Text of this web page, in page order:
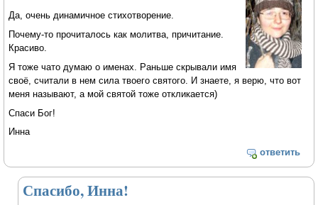
Да, очень динамичное стихотворение.
Почему-то прочиталось как молитва, причитание.
Красиво.
Я тоже чато думаю о именах. Раньше скрывали имя
своё, считали в нем сила твоего святого. И знаете, я верю, что вот
меня называют, а мой святой тоже откликается)
Спаси Бог!
Инна
ответить
Спасибо, Инна!